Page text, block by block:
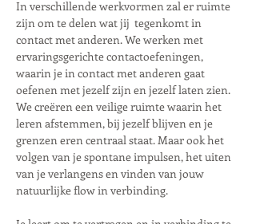
In verschillende werkvormen zal er ruimte
zijn om te delen wat jij  tegenkomt in
contact met anderen. We werken met
ervaringsgerichte contactoefeningen,
waarin je in contact met anderen gaat
oefenen met jezelf zijn en jezelf laten zien.
We creëren een veilige ruimte waarin het
leren afstemmen, bij jezelf blijven en je
grenzen eren centraal staat. Maar ook het
volgen van je spontane impulsen, het uiten
van je verlangens en vinden van jouw
natuurlijke flow in verbinding.